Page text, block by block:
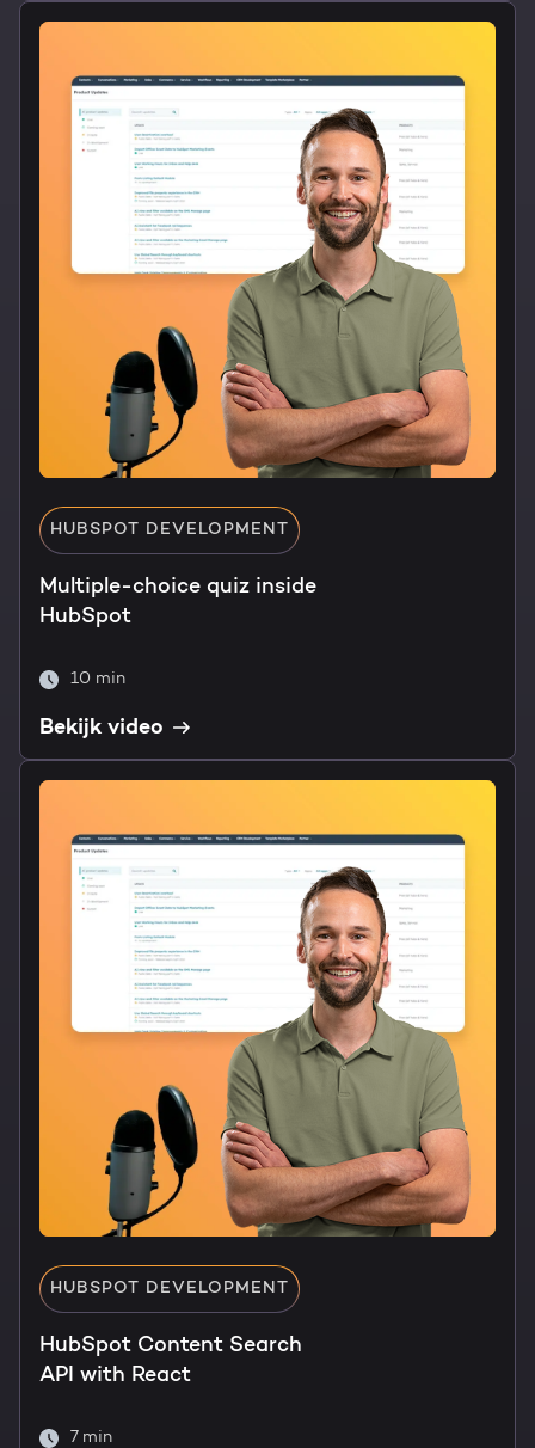
HUBSPOT DEVELOPMENT
Multiple-choice quiz inside
HubSpot
10 min
Bekijk video
HUBSPOT DEVELOPMENT
HubSpot Content Search
API with React
7 min